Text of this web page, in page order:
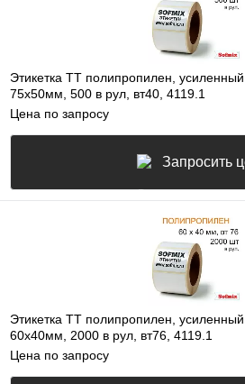
Этикетка ТТ полипропилен, усиленный
75х50мм, 500 в рул, вт40, 4119.1
Цена по запросу
Запросить
Этикетка ТТ полипропилен, усиленный
60х40мм, 2000 в рул, вт76, 4119.1
Цена по запросу